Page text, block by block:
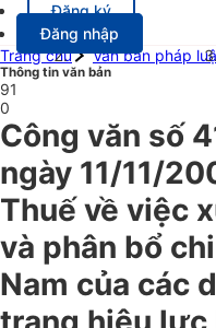
Đăng ký
Đăng nhập
Trang chủ
Văn bản pháp
Thông tin văn bản
91
0
Công văn số
ngày 11/11/
Thuế về việc
và phân bổ
Nam của các